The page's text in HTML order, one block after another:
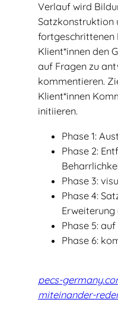
Verlauf wird
Satzkonstruktion
fortgeschrittenen
Klient*innen den
auf Fragen zu
kommentieren.
Klient*innen
initiieren.
Phase 1:
Phase 2:
Phase 3:
Phase 4:
Phase 5:
Phase 6:
pecs-
miteinander-